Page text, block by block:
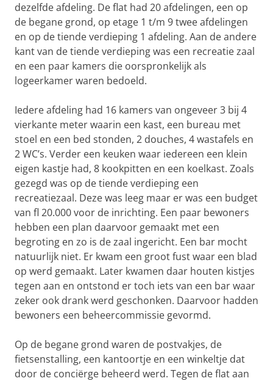
dezelfde afdeling. De flat had 20 afdelingen, een op
de begane grond, op etage 1 t/m 9 twee afdelingen
en op de tiende verdieping 1 afdeling. Aan de andere
kant van de tiende verdieping was een recreatie zaal
en een paar kamers die oorspronkelijk als
logeerkamer waren bedoeld.
Iedere afdeling had 16 kamers van ongeveer 3 bij 4
vierkante meter waarin een kast, een bureau met
stoel en een bed stonden, 2 douches, 4 wastafels en
2 WC’s. Verder een keuken waar iedereen een klein
eigen kastje had, 8 kookpitten en een koelkast. Zoals
gezegd was op de tiende verdieping een
recreatiezaal. Deze was leeg maar er was een budget
van fl 20.000 voor de inrichting. Een paar bewoners
hebben een plan daarvoor gemaakt met een
begroting en zo is de zaal ingericht. Een bar mocht
natuurlijk niet. Er kwam een groot fust waar een blad
op werd gemaakt. Later kwamen daar houten kistjes
tegen aan en ontstond er toch iets van een bar waar
zeker ook drank werd geschonken. Daarvoor hadden
bewoners een beheercommissie gevormd.
Op de begane grond waren de postvakjes, de
fietsenstalling, een kantoortje en een winkeltje dat
door de conciërge beheerd werd. Tegen de flat aan